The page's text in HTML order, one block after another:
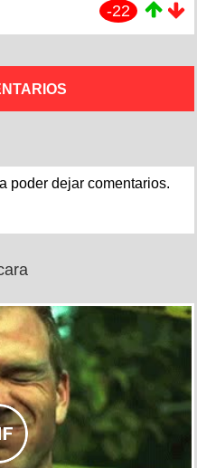
-22
poder dejar comentarios.